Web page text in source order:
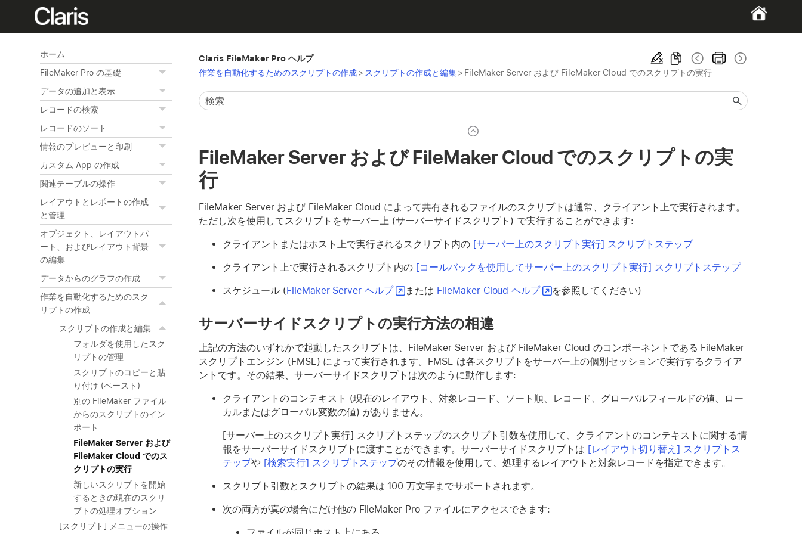
ホーム
FileMaker Pro の基礎
データの追加と表示
レコードの検索
レコードのソート
情報のプレビューと印刷
カスタム App の作成
関連テーブルの操作
レイアウトとレポートの作成
と管理
オブジェクト、レイアウトパ
ート、およびレイアウト背景
の編集
データからのグラフの作成
作業を自動化するためのスク
リプトの作成
スクリプトの作成と編集
フォルダを使用したスク
リプトの管理
スクリプトのコピーと貼
り付け (ペースト)
別の FileMaker ファイル
からのスクリプトのイン
ポート
FileMaker Server および
FileMaker Cloud でのス
クリプトの実行
新しいスクリプトを開始
するときの現在のスクリ
プトの処理オプション
[スクリプト] メニューの操作
Claris FileMaker Pro ヘルプ
作業を自動化するためのスクリプトの作成> スクリプトの作成と編集> FileMaker Server および FileMaker Cloud でのスクリプトの実行
FileMaker Server および FileMaker Cloud でのスクリプトの実
行
FileMaker Server および FileMaker Cloud によって共有されるファイルのスクリプトは通常、クライアント上で実行されます。
ただし次を使用してスクリプトをサーバー上 (サーバーサイドスクリプト) で実行することができます:
クライアントまたはホスト上で実行されるスクリプト内の [サーバー上のスクリプト実行] スクリプトステップ
クライアント上で実行されるスクリプト内の [コールバックを使用してサーバー上のスクリプト実行] スクリプトステップ
スケジュール (FileMaker Server ヘルプ または FileMaker Cloud ヘルプ を参照してください)
サーバーサイドスクリプトの実行方法の相違
上記の方法のいずれかで起動したスクリプトは、FileMaker Server および FileMaker Cloud のコンポーネントである FileMaker
スクリプトエンジン (FMSE) によって実行されます。FMSE は各スクリプトをサーバー上の個別セッションで実行するクライア
ントです。その結果、サーバーサイドスクリプトは次のように動作します:
クライアントのコンテキスト (現在のレイアウト、対象レコード、ソート順、レコード、グローバルフィールドの値、ロー
カルまたはグローバル変数の値) がありません。
[サーバー上のスクリプト実行] スクリプトステップのスクリプト引数を使用して、クライアントのコンテキストに関する情
報をサーバーサイドスクリプトに渡すことができます。サーバーサイドスクリプトは [レイアウト切り替え] スクリプトス
テップや [検索実行] スクリプトステップのその情報を使用して、処理するレイアウトと対象レコードを指定できます。
スクリプト引数とスクリプトの結果は 100 万文字までサポートされます。
次の両方が真の場合にだけ他の FileMaker Pro ファイルにアクセスできます: